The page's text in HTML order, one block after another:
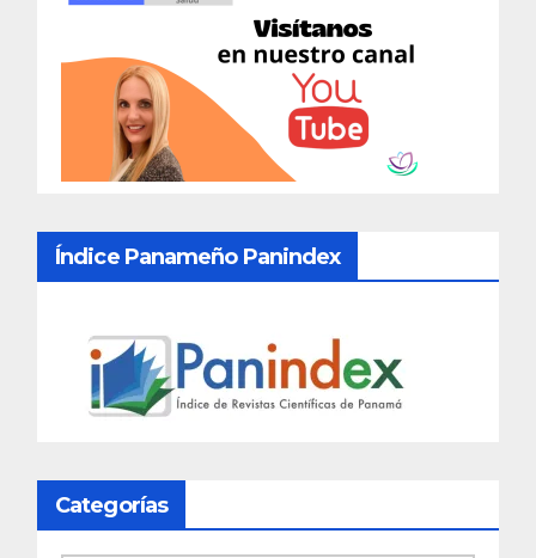
Índice Panameño Panindex
Categorías